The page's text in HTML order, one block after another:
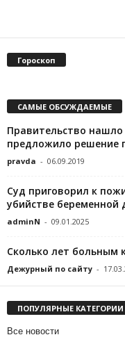
Гороскоп
САМЫЕ ОБСУЖДАЕМЫЕ
Правительство
предложило решение
pravda - 06.09.2019
Суд приговорил к
убийстве беременной
adminN - 09.01.2025
Сколько лет больным
Дежурный по сайту -
ПОПУЛЯРНЫЕ КАТЕГОРИИ
Все новости